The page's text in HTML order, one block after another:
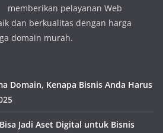
memberikan pelayanan Web
dan berkualitas dengan harga
domain murah.
Domain, Kenapa Bisnis Anda Harus
Jadi Aset Digital untuk Bisnis